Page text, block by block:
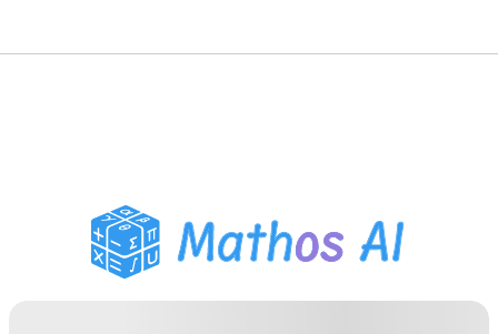
Pembantu PR PDF
Alat Belajar